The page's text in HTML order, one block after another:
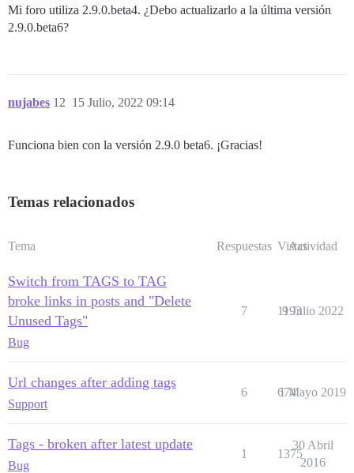
Mi foro utiliza 2.9.0.beta4. ¿Debo actualizarlo a la última versión
2.9.0.beta6?
nujabes 15 Julio, 2022 09:14
12
Funciona bien con la versión 2.9.0 beta6. ¡Gracias!
Temas relacionados
Tema Respuestas Vistas
Actividad
Switch from TAGS to TAG
broke links in posts and "Delete
Unused Tags"
Bug
7 1193
9 Julio 2022
Url changes after adding tags
Support
6 674
1 Mayo 2019
Tags - broken after latest update
Bug
1 1375
30 Abril
2016